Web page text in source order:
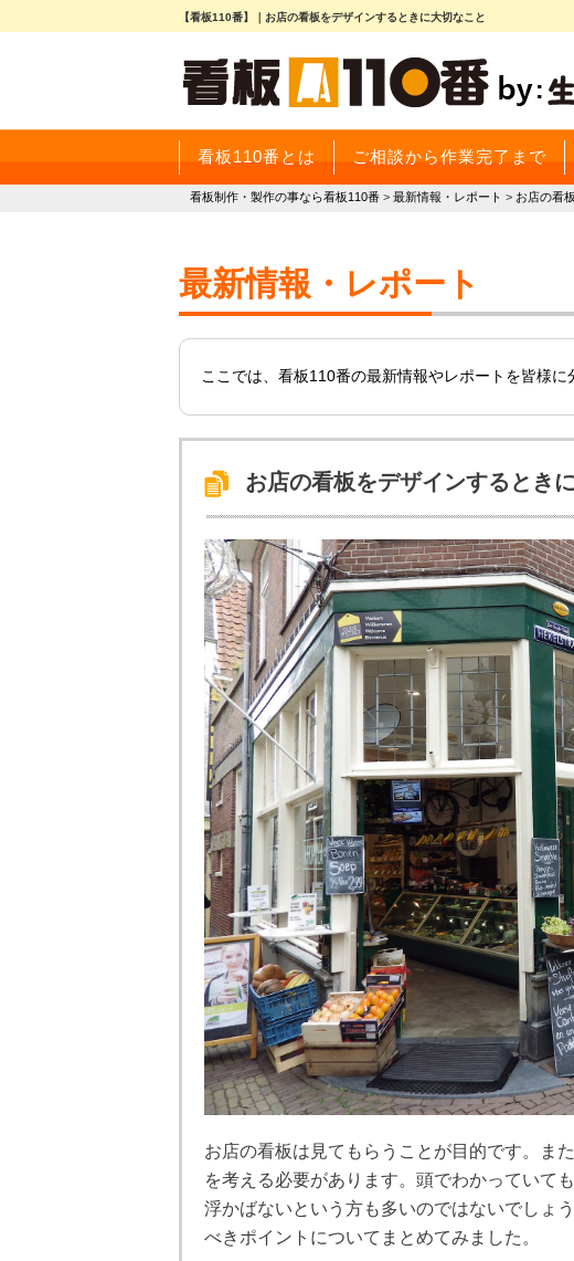
【看板110番】｜お店の看板をデザインするときに大切なこと
看板110番とは ご相談から作業完了まで
看板制作・製作の事なら看板110番 > 最新情報・レポート > お店の看
最新情報・レポート
ここでは、看板110番の最新情報やレポートを皆様
お店の看板をデザインするとき
お店の看板は見てもらうことが目的です。ま
を考える必要があります。頭でわかっていて
浮かばないという方も多いのではないでしょ
べきポイントについてまとめてみました。